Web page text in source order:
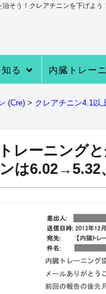
治そう！クレアチニンを下げよ
る 内臓トレー
ップ
える
ール
(Cre) > クレアチニン4.1以
レーニング
は6.02→5.32